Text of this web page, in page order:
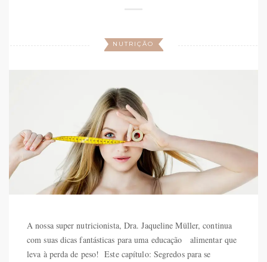
NUTRIÇÃO
A nossa super nutricionista, Dra. Jaqueline Müller, continua
com suas dicas fantásticas para uma educação alimentar que
leva à perda de peso! Este capítulo: Segredos para se